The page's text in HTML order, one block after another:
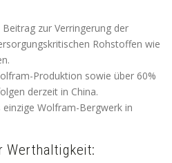
zur Verringerung der
Rohstoffen wie
Produktion sowie über 60%
derzeit in China.
Wolfram-Bergwerk in
Werthaltigkeit: